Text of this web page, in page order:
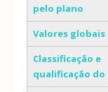
pelo plano
Valores globais
Classificação e
qualificação do